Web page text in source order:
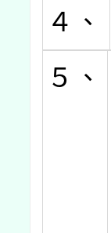
４、
５、